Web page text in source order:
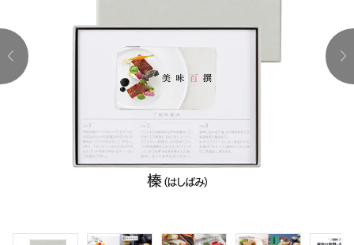
prev